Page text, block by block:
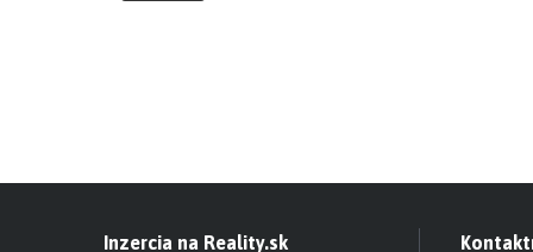
Inzercia na Reality.sk